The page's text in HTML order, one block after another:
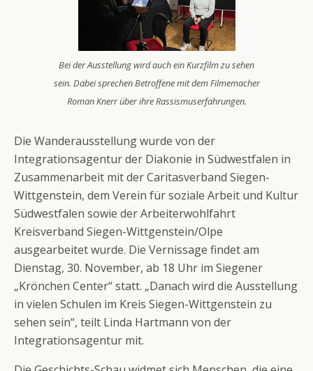
Bei der Ausstellung wird auch ein Kurzfilm zu sehen
sein. Dabei sprechen Betroffene mit dem Filmemacher
Roman Knerr über ihre Rassismuserfahrungen.
Die Wanderausstellung wurde von der
Integrationsagentur der Diakonie in Südwestfalen in
Zusammenarbeit mit der Caritasverband Siegen-
Wittgenstein, dem Verein für soziale Arbeit und Kultur
Südwestfalen sowie der Arbeiterwohlfahrt
Kreisverband Siegen-Wittgenstein/Olpe
ausgearbeitet wurde. Die Vernissage findet am
Dienstag, 30. November, ab 18 Uhr im Siegener
„Krönchen Center“ statt. „Danach wird die Ausstellung
in vielen Schulen im Kreis Siegen-Wittgenstein zu
sehen sein“, teilt Linda Hartmann von der
Integrationsagentur mit.